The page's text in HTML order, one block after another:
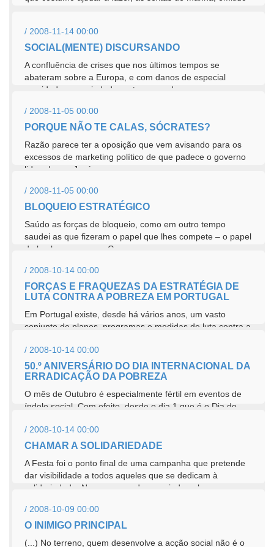
/ 2008-11-14 00:00
SOCIAL(MENTE) DISCURSANDO
A confluência de crises que nos últimos tempos se
abateram sobre a Europa, e com danos de especial
gravidade na sociedade portuguesa, deve merecer,...
/ 2008-11-05 00:00
PORQUE NÃO TE CALAS, SÓCRATES?
Razão parece ter a oposição que vem avisando para os
excessos de marketing político de que padece o governo
liderado por José...
/ 2008-11-05 00:00
BLOQUEIO ESTRATÉGICO
Saúdo as forças de bloqueio, como em outro tempo
saudei as que fizeram o papel que lhes compete – o papel
de lembrar, quer aos Governos,...
/ 2008-10-14 00:00
FORÇAS E FRAQUEZAS DA ESTRATÉGIA DE
LUTA CONTRA A POBREZA EM PORTUGAL
Em Portugal existe, desde há vários anos, um vasto
conjunto de planos, programas e medidas de luta contra a
/ 2008-10-14 00:00
50.º ANIVERSÁRIO DO DIA INTERNACIONAL DA
ERRADICAÇÃO DA POBREZA
O mês de Outubro é especialmente fértil em eventos de
índole social. Com efeito, desde o dia 1 que é o Dia do
/ 2008-10-14 00:00
CHAMAR A SOLIDARIEDADE
A Festa foi o ponto final de uma campanha que pretende
dar visibilidade a todos aqueles que se dedicam à
solidariedade. No ano passado, ensaiada pela...
/ 2008-10-09 00:00
O INIMIGO PRINCIPAL
(...) No terreno, quem desenvolve a acção social não é o